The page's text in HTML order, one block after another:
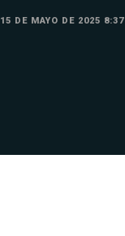
15 DE MAYO DE 2025 8:37